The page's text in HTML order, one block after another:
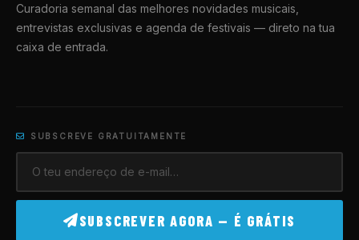
Curadoria semanal das melhores novidades musicais,
entrevistas exclusivas e agenda de festivais — direto na tua
caixa de entrada.
SUBSCREVE GRATUITAMENTE
SUBSCREVER AGORA — É GRÁTIS